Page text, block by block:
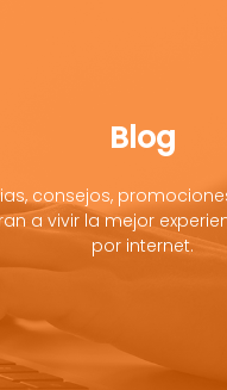
Blog
consejos,
a vivir la mejor
por internet.